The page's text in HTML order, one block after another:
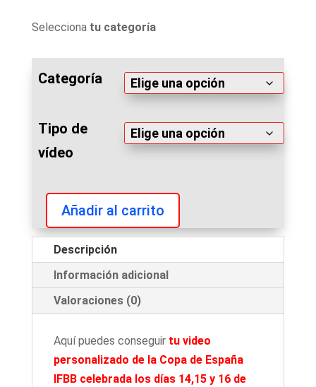
Selecciona tu categoría
Categoría
Tipo de
vídeo
personalizado
Copa
España
IFBB
Añadir al carrito
Descripción
Información adicional
Valoraciones (0)
Aquí puedes conseguirtu video
personalizado de la Copa de España
IFBB celebrada los días 14,15 y 16 de